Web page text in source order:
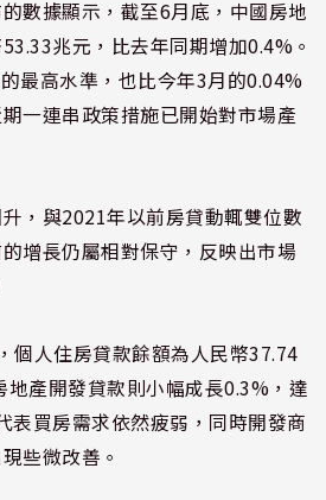
數據顯示，截至6月底，中國房地
兆元，比去年同期增加0.4%。
最高水準，也比今年3月的0.04%
一連串政策措施已開始對市場產
，與2021年以前房貸動輒雙位數
增長仍屬相對保守，反映出市場
個人住房貸款餘額為人民幣37.74
地產開發貸款則小幅成長0.3%，達
表買房需求依然疲弱，同時開發商
些微改善。